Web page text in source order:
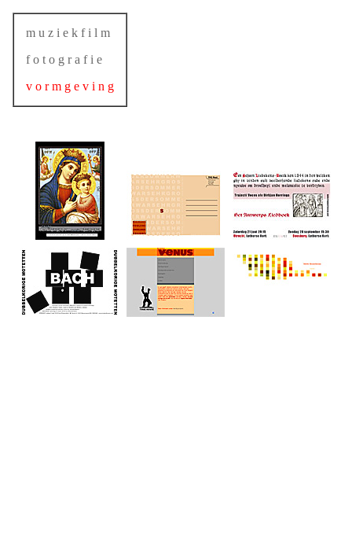
m u z i e k f i l m
f o t o g r a f i e
v o r m g e v i n g